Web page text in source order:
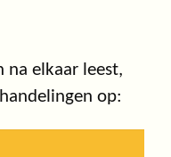
na elkaar leest,
op: